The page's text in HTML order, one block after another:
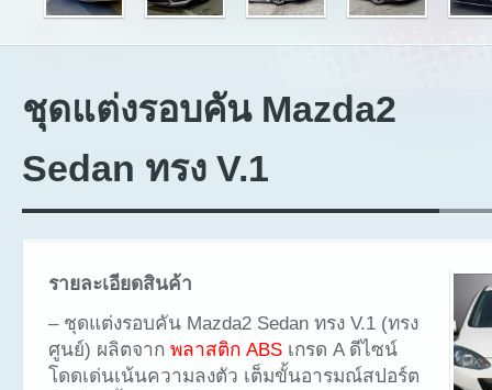
ชุดแต่งรอบคัน Mazda2
Sedan ทรง V.1
รายละเอียดสินค้า
– ชุดแต่งรอบคัน Mazda2 Sedan ทรง V.1 (ทรง
ศูนย์) ผลิตจาก พลาสติก ABS เกรด A ดีไซน์
โดดเด่นเน้นความลงตัว เต็มขั้นอารมณ์สปอร์ต